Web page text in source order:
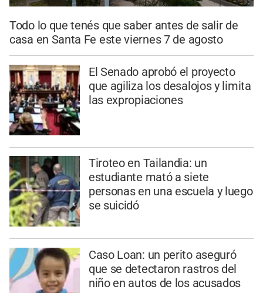
Todo lo que tenés que saber antes de salir de
casa en Santa Fe este viernes 7 de agosto
El Senado aprobó el proyecto
que agiliza los desalojos y limita
las expropiaciones
Tiroteo en Tailandia: un
estudiante mató a siete
personas en una escuela y luego
se suicidó
Caso Loan: un perito aseguró
que se detectaron rastros del
niño en autos de los acusados